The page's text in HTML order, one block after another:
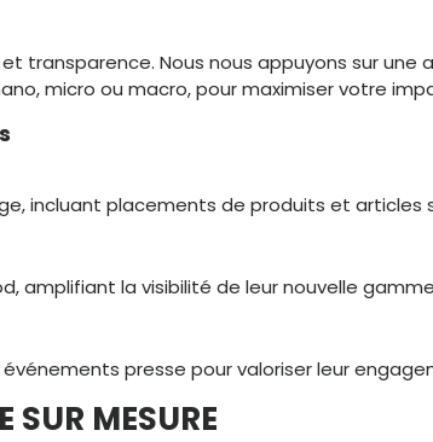
transparence. Nous nous appuyons sur une
micro ou macro, pour maximiser votre
incluant placements de produits et articles
amplifiant la visibilité de leur nouvelle
presse pour valoriser leur
SUR MESURE